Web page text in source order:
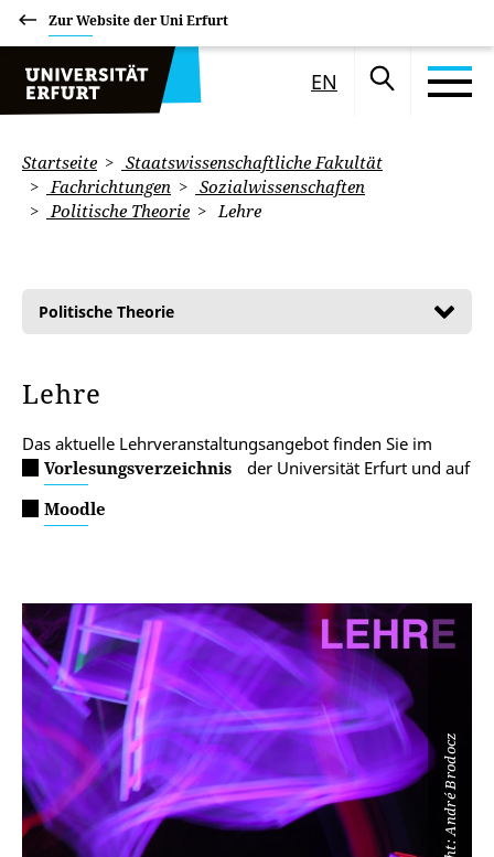
Zur Website der Uni Erfurt
EN
Startseite
Staatswissenschaftliche Fakultät
Fachrichtungen
Sozialwissenschaften
Politische Theorie
Lehre
Politische Theorie
Lehre
Das aktuelle Lehrveranstaltungsangebot finden Sie im
Vorlesungsverzeichnis
der Universität Erfurt und auf
Moodle